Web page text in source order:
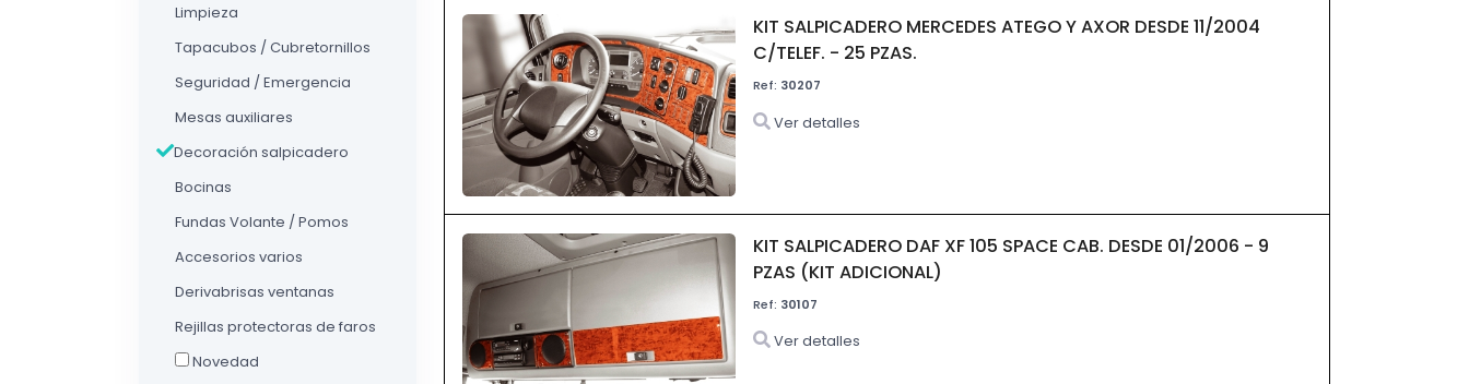
Limpieza
Tapacubos / Cubretornillos
Seguridad / Emergencia
Mesas auxiliares
Decoración salpicadero
Bocinas
Fundas Volante / Pomos
Accesorios varios
Derivabrisas ventanas
Rejillas protectoras de faros
Novedad
KIT SALPICADERO MERCEDES ATEGO Y AXOR DESDE 11/2004
C/TELEF. - 25 PZAS.
Ref: 30207
Ver detalles
KIT SALPICADERO DAF XF 105 SPACE CAB. DESDE 01/2006 - 9
PZAS (KIT ADICIONAL)
Ref: 30107
Ver detalles